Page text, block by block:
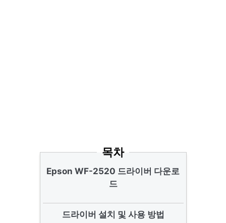
목차
Epson WF-2520 드라이버 다운로
드
드라이버 설치 및 사용 방법